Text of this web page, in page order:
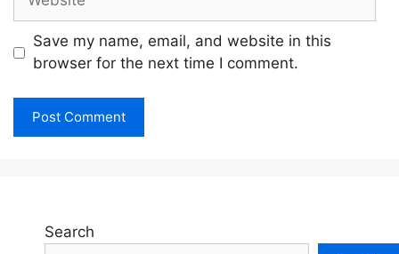
Save my name, email, and website in this
browser for the next time I comment.
Search